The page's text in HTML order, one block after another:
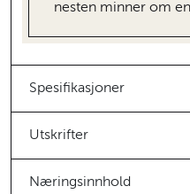
nesten minner om
Spesifikasjoner
Utskrifter
Næringsinnhold